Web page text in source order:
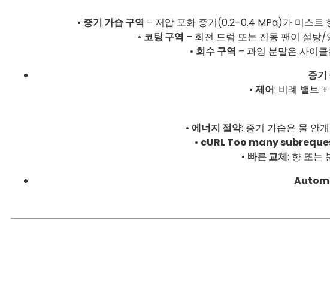
• 증기 가습 구역 – 저압 포화 증기(0.2–0.4 MPa)가 미스트
• 코팅 구역 – 회전 드럼 또는 진동 팬이 설탕/
• 회수 구역 – 과잉 분말은 사이
증기
• 제어: 비례 밸브
• 에너지 절약: 증기 가습은 물 안
• cURL Too many
• 빠른 교체: 향 또는